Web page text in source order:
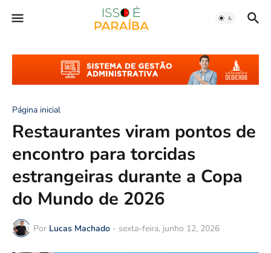
Página inicial
Restaurantes viram pontos de
encontro para torcidas
estrangeiras durante a Copa
do Mundo de 2026
Por Lucas Machado - sexta-feira, junho 12, 2026